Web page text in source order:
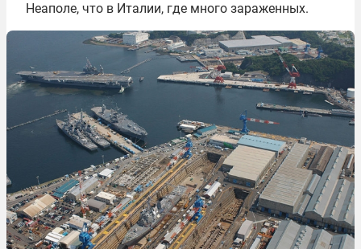
Неаполе, что в Италии, где много зараженных.